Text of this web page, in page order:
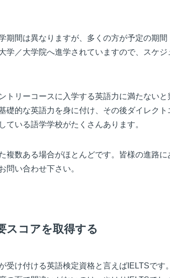
期間は異なりますが、多くの方が予定の期
学／大学院へ進学されていますので、スケ
トリーコースに入学する英語力に満たない
礎的な英語力を身に付け、その後ダイレクト
ている語学学校がたくさんあります。
複数ある場合がほとんどです。皆様の進路
問い合わせ下さい。
スコアを取得する
受け付ける英語検定資格と言えばIELTSです